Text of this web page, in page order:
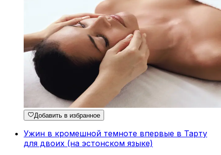
Добавить в избранное
Ужин в кромешной темноте впервые в Тарту
для двоих (на эстонском языке)